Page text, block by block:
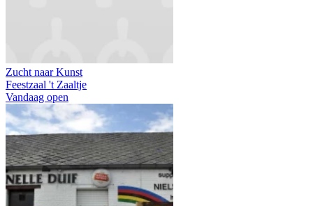
Zucht naar Kunst
Feestzaal 't Zaaltje
Vandaag open